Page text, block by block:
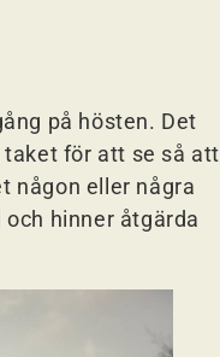
på hösten. Det
taket för att se så att
någon eller några
hinner åtgärda